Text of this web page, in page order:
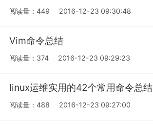
阅读量：449 2016-12-23 09:30:48
Vim命令总结
阅读量：374 2016-12-23 09:29:23
linux运维实用的42个常用命令总结
阅读量：488 2016-12-23 09:27:00